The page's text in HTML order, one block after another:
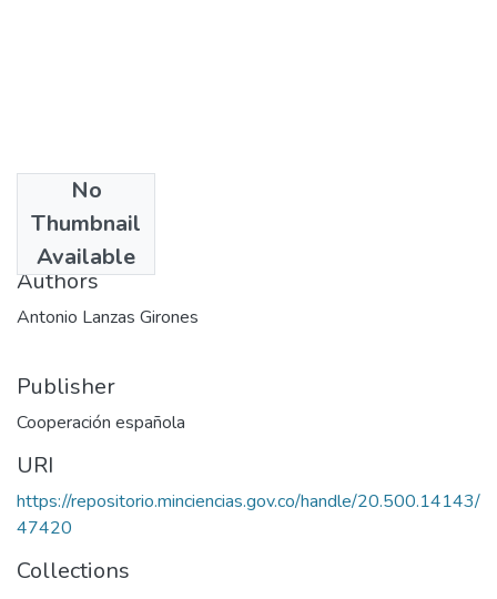
No
Thumbnail
Available
1995
Authors
Antonio Lanzas Girones
Publisher
Cooperación española
URI
https://repositorio.minciencias.gov.co/handle/20.500.14143/
47420
Collections